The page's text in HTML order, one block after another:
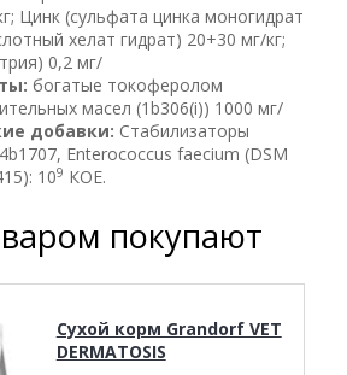
Цинк (сульфата цинка моногидрат
хелат гидрат) 20+30 мг/кг;
0,2 мг/
богатые токоферолом
масел (1b306(i)) 1000 мг/
добавки: Стабилизаторы
Enterococcus faecium (DSM
109 КОЕ.
покупают
Сухой корм Grandorf VET
DERMATOSIS